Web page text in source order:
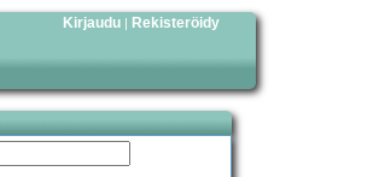
Kirjaudu | Rekisteröidy